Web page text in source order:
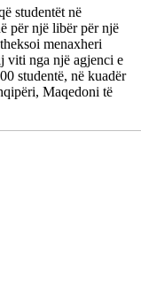
studentët në
për një libër për një
menaxheri
viti nga një agjenci e
studentë, në kuadër
Maqedoni të